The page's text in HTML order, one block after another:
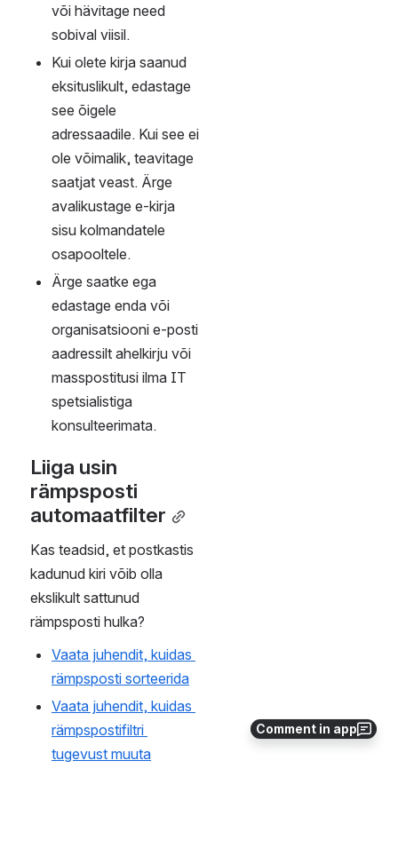
Comment in app
Vajadusel võimaldage
oma postkastile ajutine
ligipääs teisele
töötajale.
Kui kasutate
automaatset kontorist
eemaloleku teavitust,
lisage teavitusse Teid
asendava töötaja
kontaktandmed ning
organisatsiooni e-posti
aadress.
Kui Teie e-posti
teenuse
kasutajaõigused
lõppevad, teavitage
eelnevalt oma
kontakte ja vajadusel
üleandmine ülikoolile
või hävitage need
sobival viisil.
Kui olete kirja saanud
eksituslikult, edastage
see õigele
adressaadile. Kui see ei
ole võimalik, teavitage
saatjat veast. Ärge
sisu kolmandatele
osapooltele.